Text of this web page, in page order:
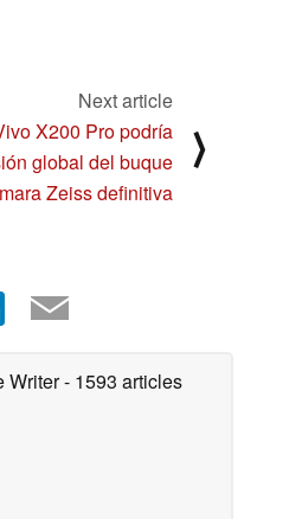
Next article
X200 Pro podría
global del buque
Zeiss definitiva
⟩
Writer- 1593 articles